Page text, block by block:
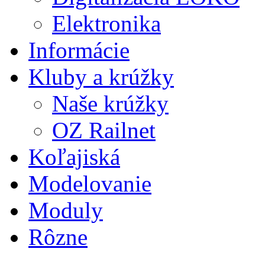
Elektronika
Informácie
Kluby a krúžky
Naše krúžky
OZ Railnet
Koľajiská
Modelovanie
Moduly
Rôzne